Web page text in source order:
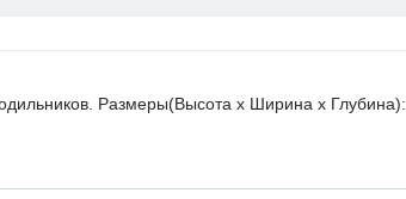
Размеры(Высота х Ширина х Глубина):